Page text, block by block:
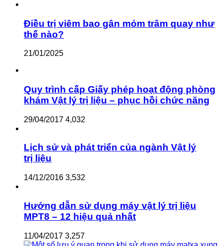
Điều trị viêm bao gân mỏm trâm quay như
thế nào?
21/01/2025
Quy trình cấp Giấy phép hoạt động phòng
khám Vật lý trị liệu – phục hồi chức năng
29/04/2017 4,032
Lịch sử và phát triển của ngành Vật lý
trị liệu
14/12/2016 3,532
Hướng dẫn sử dụng máy vật lý trị liệu
MPT8 – 12 hiệu quả nhất
11/04/2017 3,257